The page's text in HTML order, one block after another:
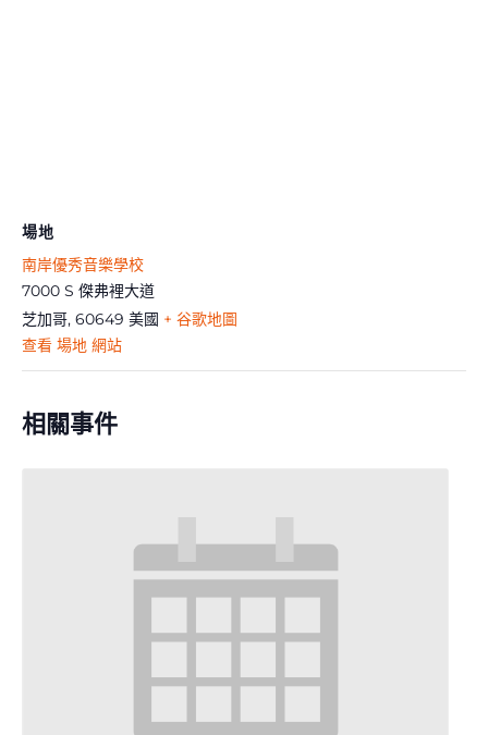
場地
南岸優秀音樂學校
7000 S 傑弗裡大道
芝加哥, 60649 美國 + 谷歌地圖
查看 場地 網站
相關事件